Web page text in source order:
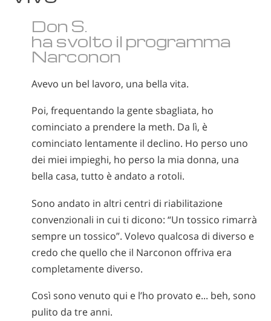
russo
arabo
nepalese
ucraino
croato
turco
Tutte le zone/lingue
Don S.
ha svolto il programma
Narconon
Avevo un bel lavoro, una bella vita.
Poi, frequentando la gente sbagliata, ho
cominciato a prendere la meth. Da lì, è
cominciato lentamente il declino. Ho perso uno
dei miei impieghi, ho perso la mia donna, una
bella casa, tutto è andato a rotoli.
Sono andato in altri centri di riabilitazione
convenzionali in cui ti dicono: “Un tossico rimarrà
sempre un tossico”. Volevo qualcosa di diverso e
credo che quello che il Narconon offriva era
completamente diverso.
Così sono venuto qui e l’ho provato e... beh, sono
pulito da tre anni.